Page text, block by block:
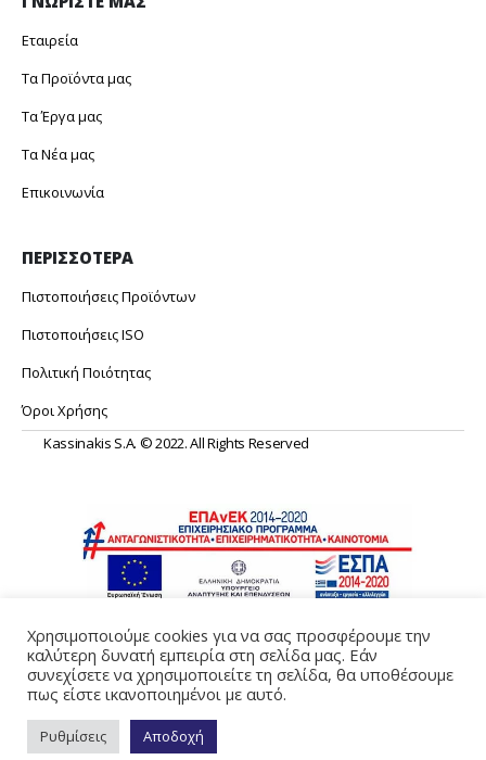
Εταιρεία
Τα Προϊόντα μας
Τα Έργα μας
Τα Νέα μας
Επικοινωνία
ΠΕΡΙΣΣΟΤΕΡΑ
Πιστοποιήσεις Προϊόντων
Πιστοποιήσεις ISO
Πολιτική Ποιότητας
Όροι Χρήσης
Kassinakis S.A. © 2022. All Rights Reserved
Web Design & Development by Generation Y
Χρησιμοποιούμε cookies για να σας προσφέρουμε την
καλύτερη δυνατή εμπειρία στη σελίδα μας. Εάν
συνεχίσετε να χρησιμοποιείτε τη σελίδα, θα υποθέσουμε
πως είστε ικανοποιημένοι με αυτό.
Ρυθμίσεις Αποδοχή